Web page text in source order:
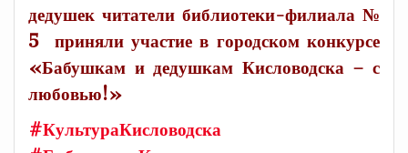
дедушек читатели библиотеки-филиала №
5 приняли участие в городском конкурсе
«Бабушкам и дедушкам Кисловодска – с
любовью!»
#КультураКисловодска